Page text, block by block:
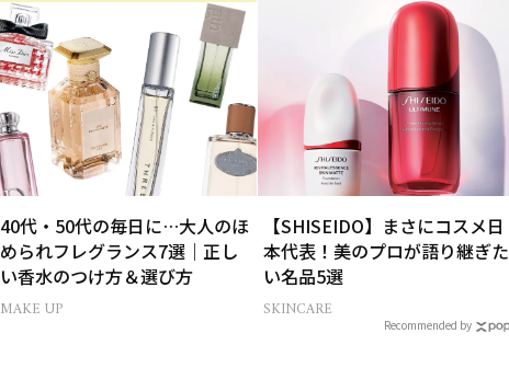
40代・50代の毎日に…大人のほ
められフレグランス7選｜正し
い香水のつけ方＆選び方
MAKE UP
【SHISEIDO】まさにコスメ日
本代表！美のプロが語り継ぎた
い名品5選
SKINCARE
Recommended by